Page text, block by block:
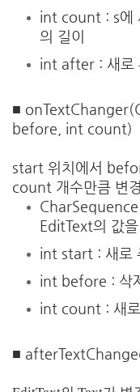
int count : s에
의 길이
int after : 새로
■
before, int count)
start 위치에서
count 개수만큼 변
CharSequence
EditText의 값
int start : 새로
int before : 삭
int count : 새
■